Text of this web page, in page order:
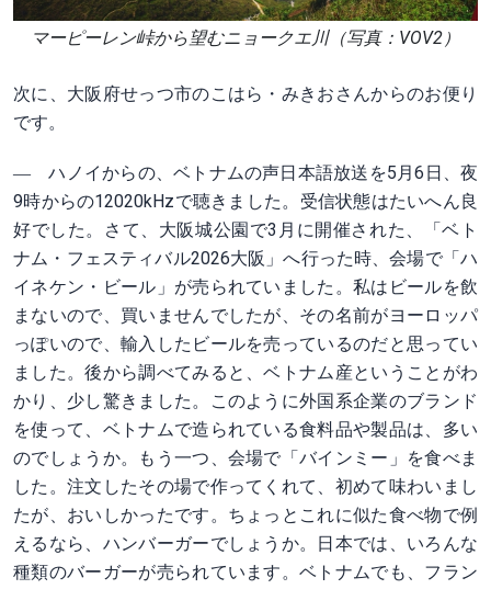
マーピーレン峠から望むニョークエ川（写真：VOV2）
次に、大阪府せっつ市のこはら・みきおさんからのお便り
です。
― ハノイからの、ベトナムの声日本語放送を5月6日、夜
9時からの12020kHzで聴きました。受信状態はたいへん良
好でした。さて、大阪城公園で3月に開催された、「ベト
ナム・フェスティバル2026大阪」へ行った時、会場で「ハ
イネケン・ビール」が売られていました。私はビールを飲
まないので、買いませんでしたが、その名前がヨーロッパ
っぽいので、輸入したビールを売っているのだと思ってい
ました。後から調べてみると、ベトナム産ということがわ
かり、少し驚きました。このように外国系企業のブランド
を使って、ベトナムで造られている食料品や製品は、多い
のでしょうか。もう一つ、会場で「バインミー」を食べま
した。注文したその場で作ってくれて、初めて味わいまし
たが、おいしかったです。ちょっとこれに似た食べ物で例
えるなら、ハンバーガーでしょうか。日本では、いろんな
種類のバーガーが売られています。ベトナムでも、フラン